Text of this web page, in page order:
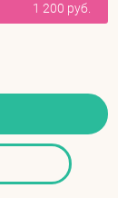
1 200 руб.